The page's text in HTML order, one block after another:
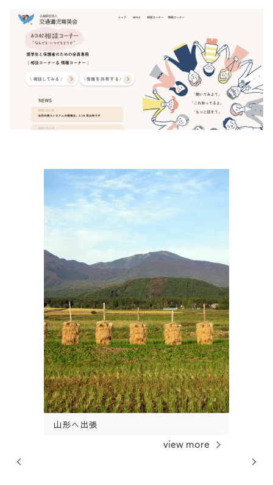
山形へ出張
view more